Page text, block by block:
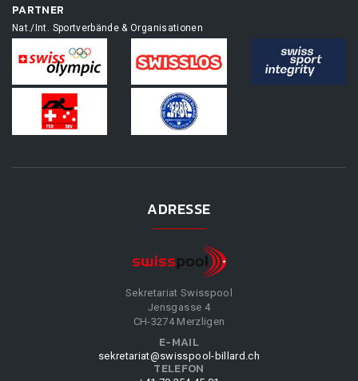
PARTNER
Nat./Int. Sportverbände & Organisationen
ADRESSE
Sekretariat Swisspool
Jensgasse 4
CH-3274 Merzligen
E-MAIL
sekretariat@swisspool-billard.ch
TELEFON